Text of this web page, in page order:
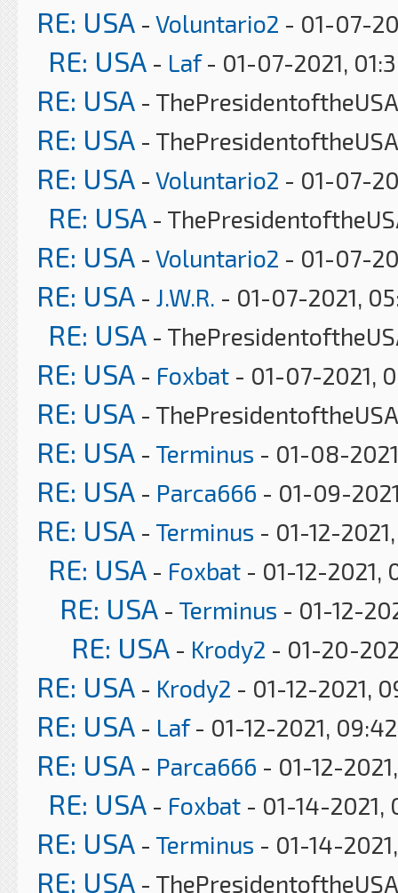
RE: USA - Voluntario2 - 01-07-
RE: USA - Laf- 01-07-2021,
RE: USA -
RE: USA -
RE: USA - Voluntario2 - 01-07-
RE: USA -
RE: USA - Voluntario2 - 01-07-
RE: USA - J.W.R. - 01-07-2021,
RE: USA -
RE: USA - Foxbat - 01-07-2021,
RE: USA -
RE: USA - Terminus - 01-08-
RE: USA - Parca666 - 01-09-
RE: USA - Terminus - 01-12-
RE: USA - Foxbat - 01-12-2021,
RE: USA - Terminus - 01-12-
RE: USA - Krody2 - 01-20-
RE: USA - Krody2 - 01-12-2021,
RE: USA - Laf- 01-12-2021,
RE: USA - Parca666 - 01-12-
RE: USA - Foxbat - 01-14-2021,
RE: USA - Terminus - 01-14-
RE: USA -